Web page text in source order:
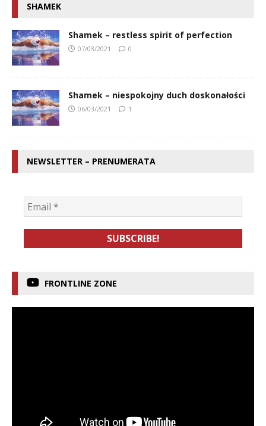
SHAMEK
Shamek – restless spirit of perfection
07/03/2021 0
Shamek – niespokojny duch doskonałości
06/03/2021 1
NEWSLETTER – PRENUMERATA
FRONTLINE ZONE